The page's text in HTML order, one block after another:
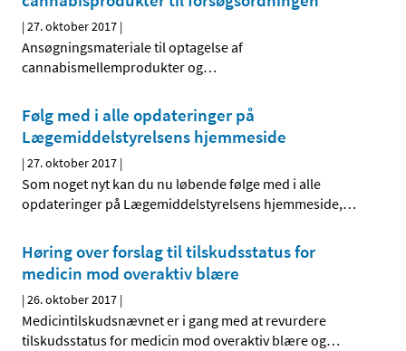
|27. oktober 2017 |
Ansøgningsmateriale til optagelse af
cannabismellemprodukter og…
Følg med i alle opdateringer på
Lægemiddelstyrelsens hjemmeside
|27. oktober 2017 |
Som noget nyt kan du nu løbende følge med i alle
opdateringer på Lægemiddelstyrelsens hjemmeside,…
Høring over forslag til tilskudsstatus for
medicin mod overaktiv blære
|26. oktober 2017 |
Medicintilskudsnævnet er i gang med at revurdere
tilskudsstatus for medicin mod overaktiv blære og…